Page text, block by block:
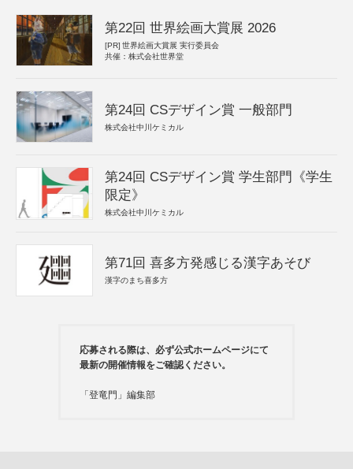
第22回 世界絵画大賞展 2026
[PR] 世界絵画大賞展 実行委員会
共催：株式会社世界堂
第24回 CSデザイン賞 一般部門
株式会社中川ケミカル
第24回 CSデザイン賞 学生部門《学生
限定》
株式会社中川ケミカル
第71回 喜多方発感じる漢字あそび
漢字のまち喜多方
応募される際は、必ず公式ホームページにて
最新の開催情報をご確認ください。
「登竜門」編集部